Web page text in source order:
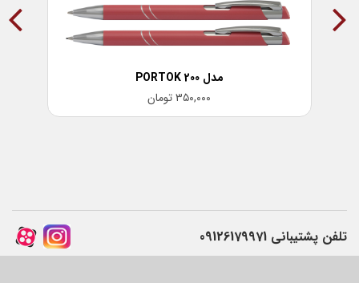
مدل PORTOK 200
۳۵۰,۰۰۰تومان
تلفن پشتیبانی 09126179971